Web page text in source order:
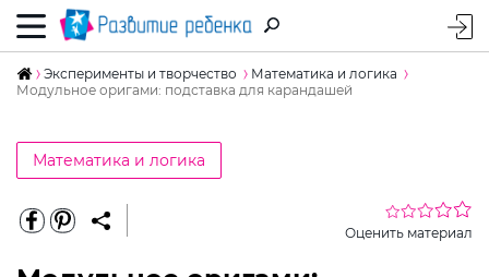
Эксперименты и творчество
Математика и логика
Модульное оригами: подставка для карандашей
Математика и логика
Оценить материал